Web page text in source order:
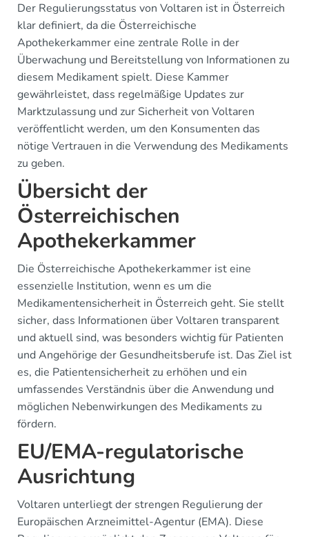
Der Regulierungsstatus von Voltaren ist in Österreich
klar definiert, da die Österreichische
Apothekerkammer eine zentrale Rolle in der
Überwachung und Bereitstellung von Informationen zu
diesem Medikament spielt. Diese Kammer
gewährleistet, dass regelmäßige Updates zur
Marktzulassung und zur Sicherheit von Voltaren
veröffentlicht werden, um den Konsumenten das
nötige Vertrauen in die Verwendung des Medikaments
zu geben.
Übersicht der
Österreichischen
Apothekerkammer
Die Österreichische Apothekerkammer ist eine
essenzielle Institution, wenn es um die
Medikamentensicherheit in Österreich geht. Sie stellt
sicher, dass Informationen über Voltaren transparent
und aktuell sind, was besonders wichtig für Patienten
und Angehörige der Gesundheitsberufe ist. Das Ziel ist
es, die Patientensicherheit zu erhöhen und ein
umfassendes Verständnis über die Anwendung und
möglichen Nebenwirkungen des Medikaments zu
fördern.
EU/EMA-regulatorische
Ausrichtung
Voltaren unterliegt der strengen Regulierung der
Europäischen Arzneimittel-Agentur (EMA). Diese